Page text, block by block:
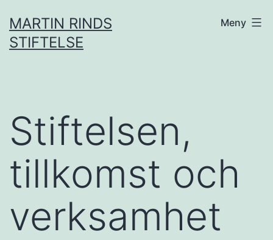
till
innehåll
MARTIN RINDS
STIFTELSE
Meny
Stiftelsen,
tillkomst och
verksamhet